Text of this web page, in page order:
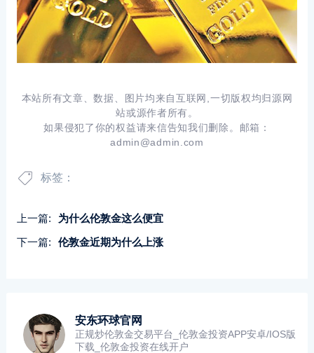
本站所有文章、数据、图片均来自互联网,一切版权均归源网
站或源作者所有。
如果侵犯了你的权益请来信告知我们删除。邮箱：
admin@admin.com
标签：
上一篇:
为什么伦敦金这么便宜
下一篇:
伦敦金近期为什么上涨
安东环球官网
正规炒伦敦金交易平台_伦敦金投资APP安卓/IOS版
下载_伦敦金投资在线开户